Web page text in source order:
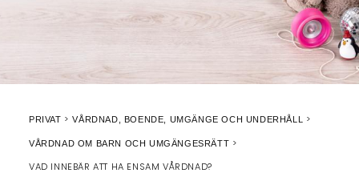
PRIVAT VÅRDNAD, BOENDE, UMGÄNGE OCH UNDERHÅLL
VÅRDNAD OM BARN OCH UMGÄNGESRÄTT
VAD INNEBÄR ATT HA ENSAM VÅRDNAD?